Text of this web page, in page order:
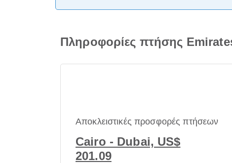
Πληροφορίες πτήσης
Αποκλειστικές προσφορές πτήσεων
Cairo - Dubai, US$
201.09